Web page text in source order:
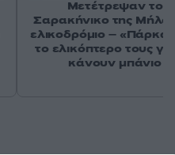
Μετέτρεψαν το
Σαρακήνικο της
ελικοδρόμιο –
το ελικόπτερο τους
κάνουν μπάνιο